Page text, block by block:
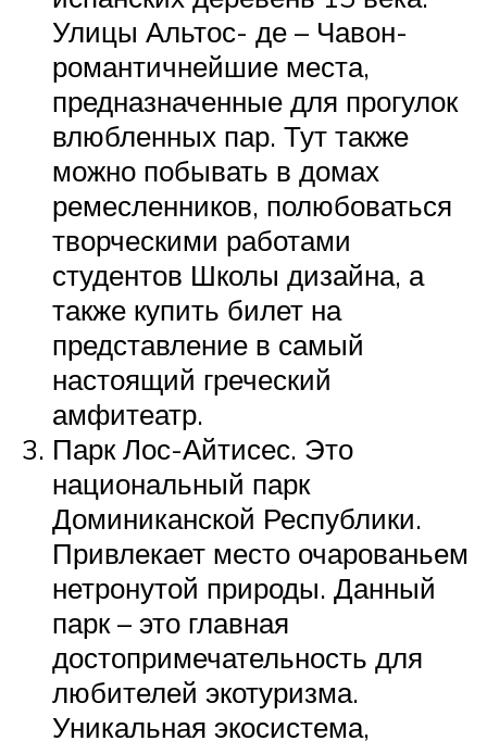
Улицы Альтос- де – Чавон-
романтичнейшие места,
предназначенные для прогулок
влюбленных пар. Тут также
можно побывать в домах
ремесленников, полюбоваться
творческими работами
студентов Школы дизайна, а
также купить билет на
представление в самый
настоящий греческий
амфитеатр.
Парк Лос-Айтисес. Это
национальный парк
Доминиканской Республики.
Привлекает место очарованьем
нетронутой природы. Данный
парк – это главная
достопримечательность для
любителей экотуризма.
Уникальная экосистема,